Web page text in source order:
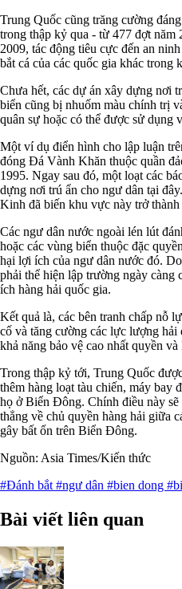
Trung Quốc cũng trăng cường
trong thập kỷ qua - từ 477 đợt năm
2009, tác động tiêu cực đến an
bắt cá của các quốc gia khác trong
Chưa hết, các dự án xây dựng nơi
biển cũng bị nhuốm màu chính trị
quân sự hoặc có thể được sử dụng
Một ví dụ điển hình cho lập luận
đóng Đá Vành Khăn thuộc quần
1995. Ngay sau đó, một loạt các
dựng nơi trú ẩn cho ngư dân tại
Kinh đã biến khu vực này trở
Các ngư dân nước ngoài lén lút
hoặc các vùng biển thuộc đặc
hại lợi ích của ngư dân nước đó.
phải thể hiện lập trường ngày càng
ích hàng hải quốc gia.
Kết quả là, các bên tranh chấp nỗ
cố và tăng cường các lực lượng hải
khả năng bảo vệ cao nhất quyền
Trong thập kỷ tới, Trung Quốc
thêm hàng loạt tàu chiến, máy bay
họ ở Biển Đông. Chính điều này sẽ
thẳng về chủ quyền hàng hải giữa
gây bất ổn trên Biển Đông.
Nguồn: Asia Times/Kiến thức
#Đánh bắt #ngư dân #bien dong
Bài viết liên quan